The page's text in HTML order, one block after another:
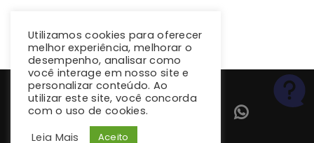
Utilizamos cookies para oferecer
melhor experiência, melhorar o
desempenho, analisar como
você interage em nosso site e
personalizar conteúdo. Ao
utilizar este site, você concorda
com o uso de cookies.
Leia Mais
Aceito